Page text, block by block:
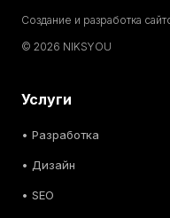
Создание и разработка
© 2026 NIKSYOU
Услуги
• Разработка
• Дизайн
• SEO